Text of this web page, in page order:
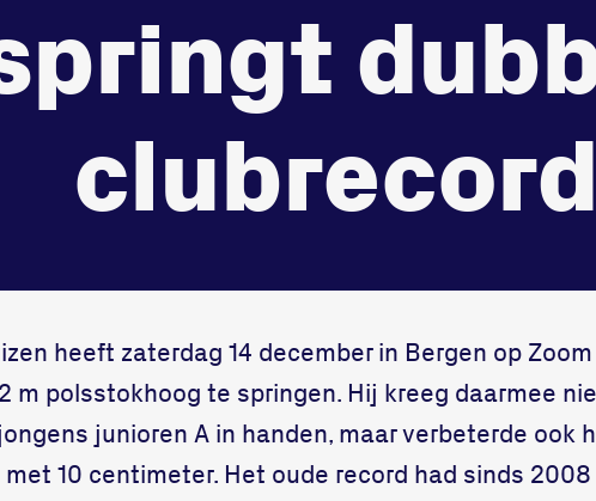
onze gym
Fitness
Bekijk locatie
clubrecord
heeft zaterdag 14 december in Bergen op
m polsstokhoog te springen. Hij kreeg daarmee
junioren A in handen, maar verbeterde ook
10 centimeter. Het oude record had sinds